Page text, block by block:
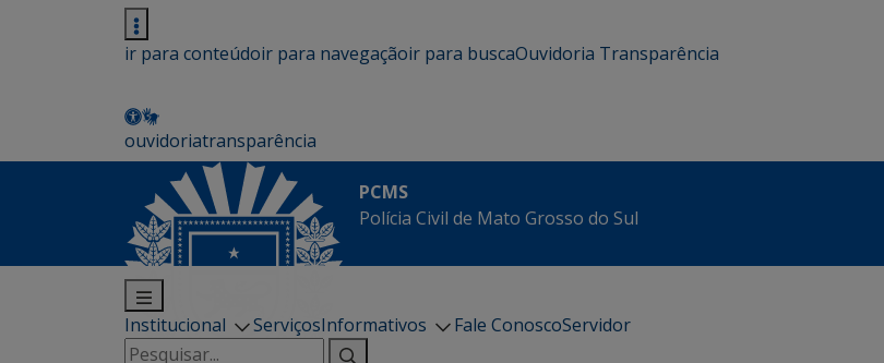
ir para conteúdoir para navegaçãoir para buscaOuvidoria Transparência
ouvidoriatransparência
PCMS
Polícia Civil de Mato Grosso do Sul
Institucional ServiçosInformativos Fale ConoscoServidor
Pesquisar